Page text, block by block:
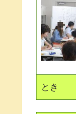
とき